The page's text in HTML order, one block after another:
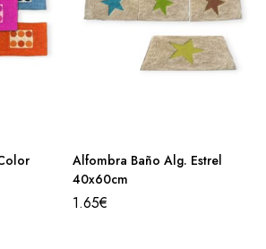
Alfombra Baño Alg. Estrel
40x60cm
1.65€